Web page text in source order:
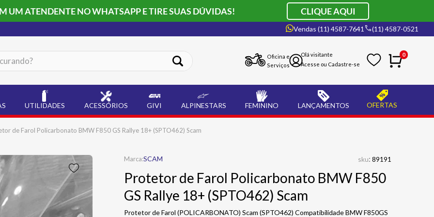
UM ATENDENTE NO WHATSAPP E TIRE SUAS DÚVIDAS! CLIQUE AQUI
Vendas (11) 4587-7641 (11) 4587-0521
Oficina e
Serviços
0
UTILIDADES ACESSÓRIOS GIVI ALPINESTARS FEMININO LANÇAMENTOS OFERTAS
de Farol Policarbonato BMW F850 GS Rallye 18+ (SPTO462) Scam
SCAM sku: 89191
Protetor de Farol Policarbonato BMW F850
GS Rallye 18+ (SPTO462) Scam
Protetor de Farol (POLICARBONATO) Scam (SPTO462) Compatibilidade BMW F850GS